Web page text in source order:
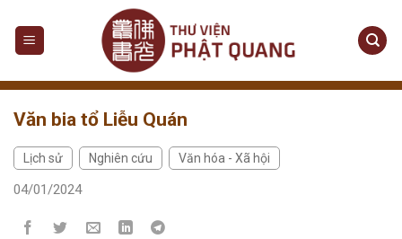
content
Văn bia tổ Liễu Quán
Lịch sử Nghiên cứu Văn hóa - Xã hội
04/01/2024